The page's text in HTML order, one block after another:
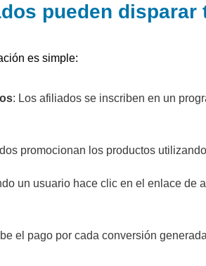
pueden disparar
es simple:
: Los afiliados se inscriben en un
promocionan los productos
un usuario hace clic en el enlace de
el pago por cada conversión